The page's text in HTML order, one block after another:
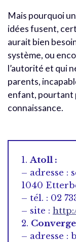
Mais pourquoi
idées fusent,
aurait bien
système, ou
l’autorité et qui
parents,
enfant, pourtant
connaissance.
1.Atoll :
– adresse :
1040
– tél. : 02
– site :
2.
– adresse :